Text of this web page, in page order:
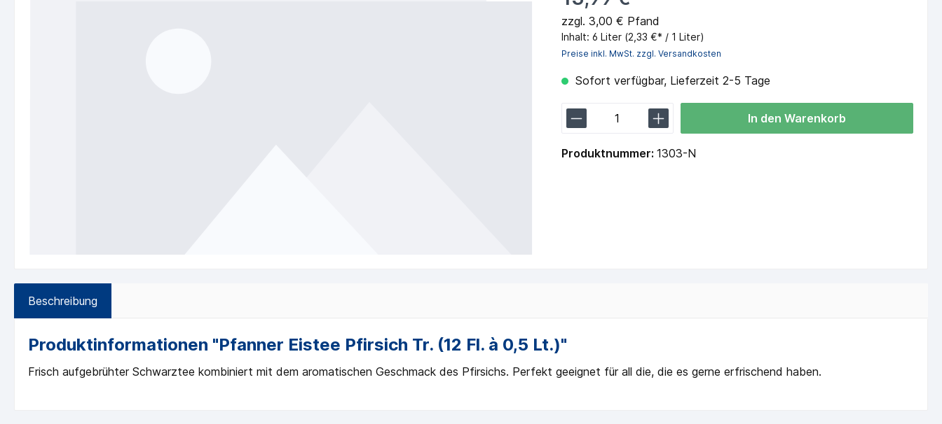
zzgl. 3,00 € Pfand
Inhalt: 6 Liter (2,33 €* / 1 Liter)
Preise inkl. MwSt. zzgl. Versandkosten
Sofort verfügbar, Lieferzeit 2-5 Tage
In den Warenkorb
Produktnummer: 1303-N
Beschreibung
Produktinformationen "Pfanner Eistee Pfirsich Tr. (12 Fl. à 0,5 Lt.)"
Frisch aufgebrühter Schwarztee kombiniert mit dem aromatischen Geschmack des Pfirsichs. Perfekt geeignet für all die, die es gerne erfrischend haben.